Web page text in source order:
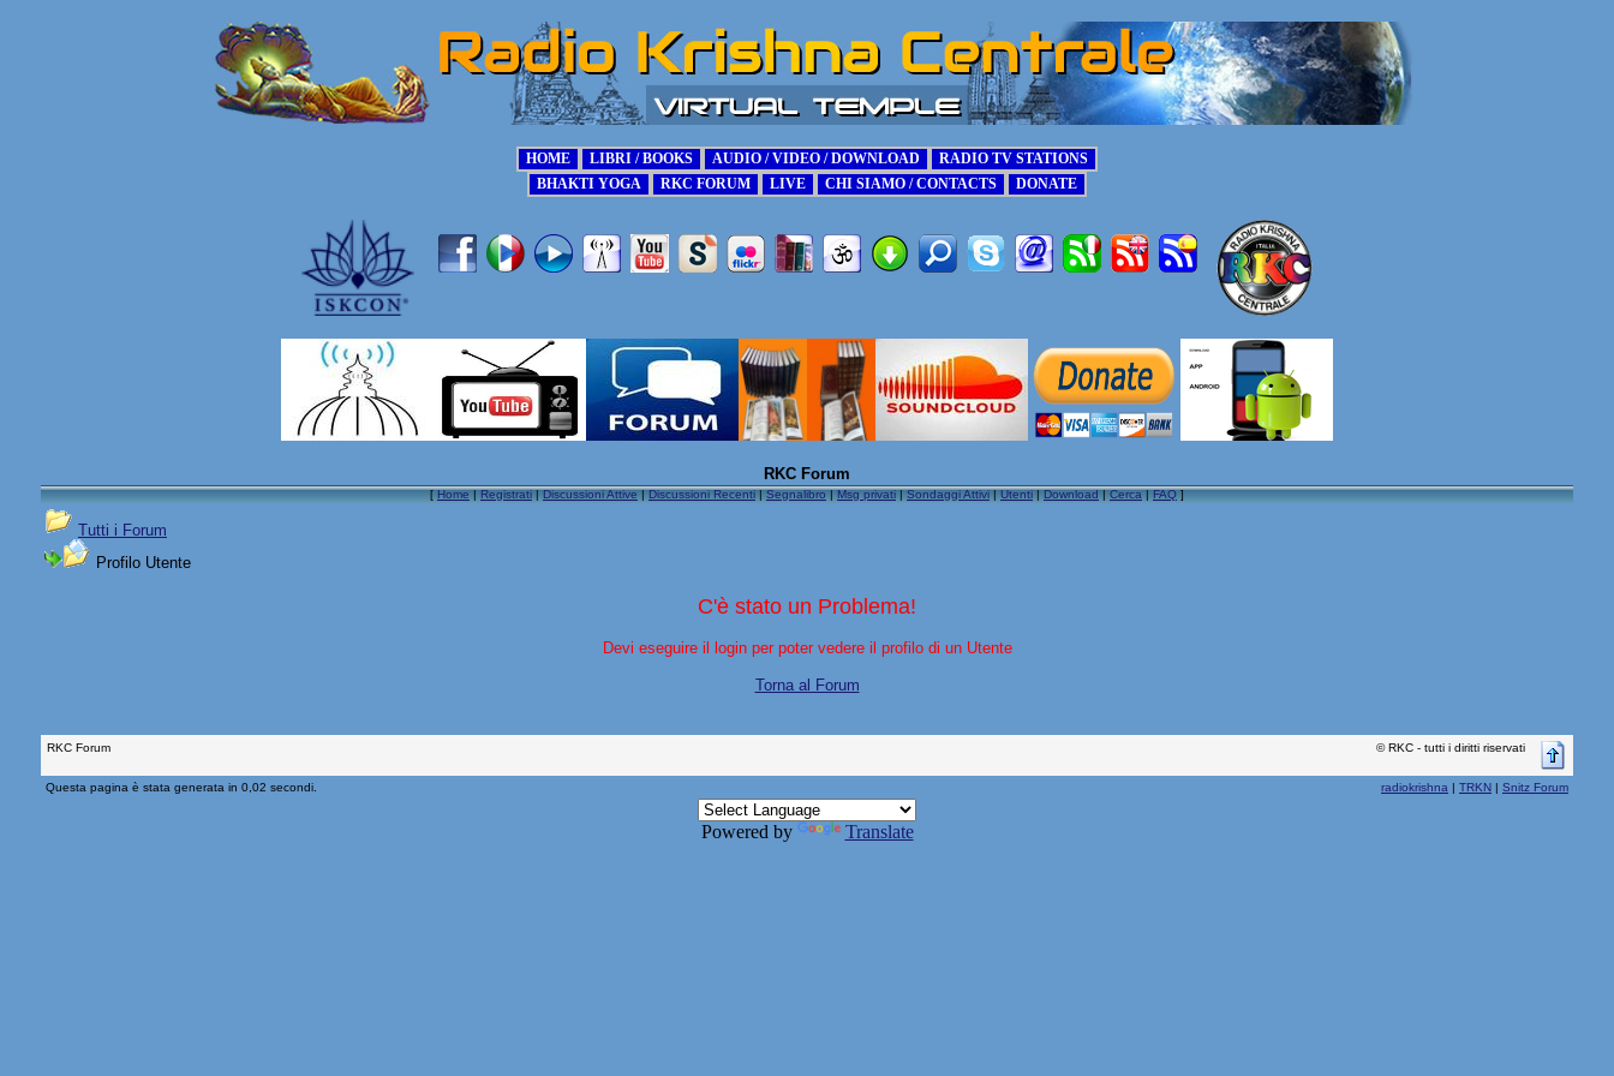
RKC Forum
[Home|Registrati|Discussioni Attive|Discussioni Recenti|Segnalibro|Msg privati|Sondaggi Attivi|Utenti|Download|Cerca|FAQ]
Tutti i Forum
Profilo Utente
C'è stato un Problema!
Devi eseguire il login per poter vedere il profilo di un Utente
Torna al Forum
RKC Forum © RKC - tutti i diritti riservati
Questa pagina è stata generata in 0,02 secondi. radiokrishna | TRKN | Snitz Forum
Powered by Translate